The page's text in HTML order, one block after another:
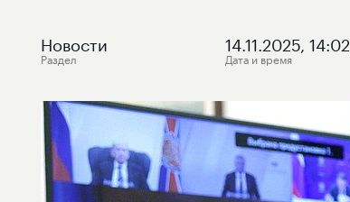
Новости
Раздел
14.11.2025, 14:02
Дата и время